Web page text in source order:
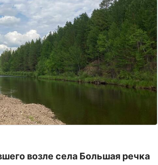
возле села Большая речка